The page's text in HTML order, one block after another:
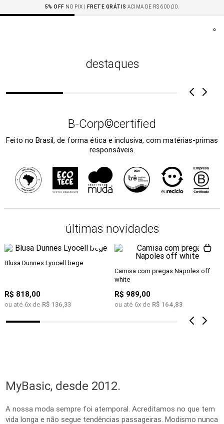
5% OFF NO PIX | FRETE GRÁTIS ACIMA DE R$ 600,00.
0
destaques
B-Corp©certified
Feito no Brasil, de forma ética e inclusiva, com matérias-primas
responsáveis.
últimas novidades
Blusa Dunnes Lyocell bege
R$ 818,00
ou até 6x de R$ 136,33
Camisa com pregas Napoles off
white
R$ 989,00
ou até 6x de R$ 164,83
MyBasic, desde 2012.
A nossa moda sempre foi atemporal. Acreditamos no que tem
vida longa e não segue tendências passageiras. Modismo nunca